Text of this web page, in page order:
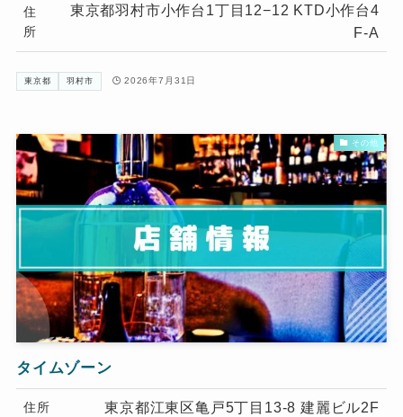
住
所
東京都羽村市小作台1丁目12−12 KTD小作台4
F-A
東京都 羽村市 2026年7月31日
その他
タイムゾーン
住所 東京都江東区亀戸5丁目13-8 建麗ビル2F